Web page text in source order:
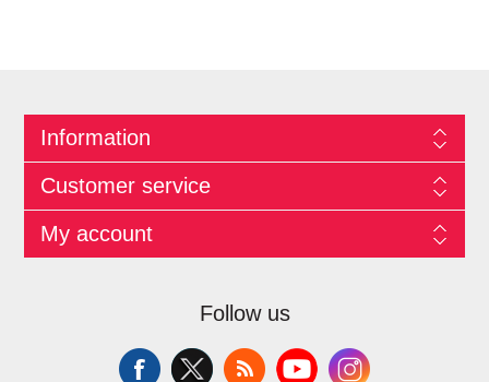
Information
Customer service
My account
Follow us